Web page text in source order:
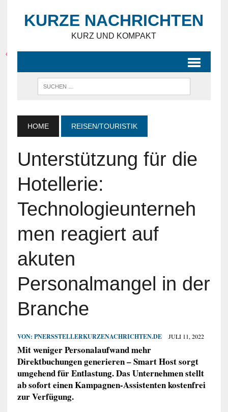
KURZE NACHRICHTEN
KURZ UND KOMPAKT
HOME REISEN/TOURISTIK
Unterstützung für die
Hotellerie:
Technologieunterneh
men reagiert auf
akuten
Personalmangel in der
Branche
VON: PNERSSTELLERKURZENACHRICHTEN.DE JULI 11, 2022
Mit weniger Personalaufwand mehr
Direktbuchungen generieren – Smart Host sorgt
umgehend für Entlastung. Das Unternehmen stellt
ab sofort einen Kampagnen-Assistenten kostenfrei
zur Verfügung.